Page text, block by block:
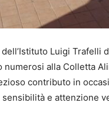
dell’Istituto Luigi
alla Colletta
contributo in
e attenzione